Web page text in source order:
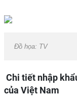
Đồ họa: TV
Chi tiết nhập
của Việt Nam